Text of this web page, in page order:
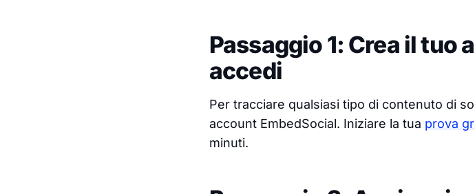
Passaggio 1: Crea il tuo
accedi
Per tracciare qualsiasi tipo di contenuto di
account EmbedSocial. Iniziare la tua prova
minuti.